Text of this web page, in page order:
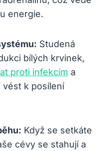
energie.
Studená
bílých krvinek,
proti infekcím a
vést k posílení
Když se setkáte
cévy se stahují a